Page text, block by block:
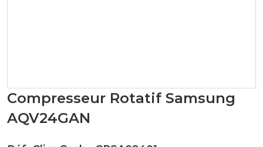
Compresseur Rotatif Samsung
AQV24GAN